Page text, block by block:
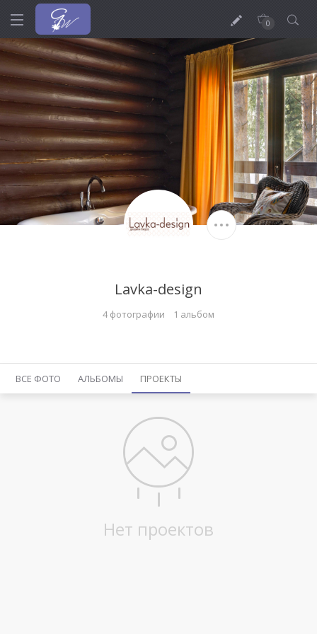
0
Lavka-design
4 фотографии 1 альбом
ВСЕ ФОТО АЛЬБОМЫ ПРОЕКТЫ
Нет проектов